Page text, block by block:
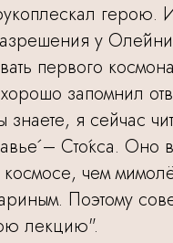
герою.
у
первого
запомнил
я сейчас
– Сто́кса. Оно
чем
Поэтому
лекцию".